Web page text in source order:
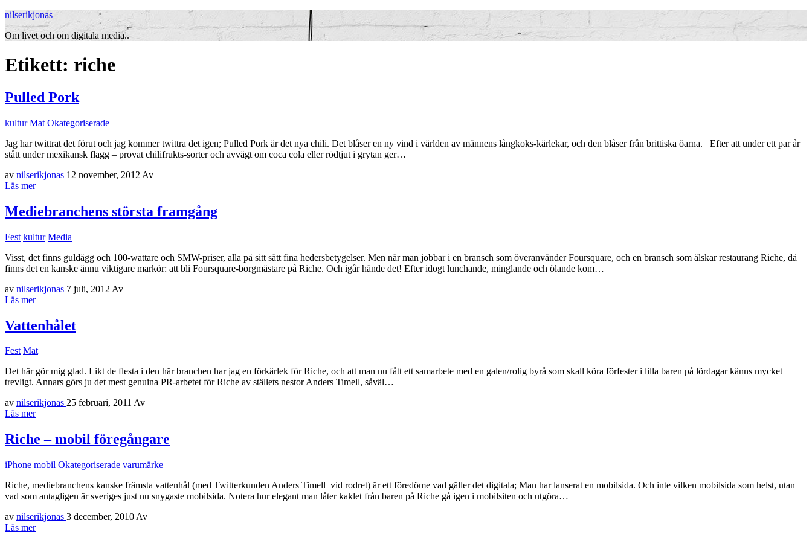
nilserikjonas
Om livet och om digitala media..
Etikett: riche
Pulled Pork
kultur Mat Okategoriserade
Jag har twittrat det förut och jag kommer twittra det igen; Pulled Pork är det nya chili. Det blåser en ny vind i världen av männens långkoks-kärlekar, och den blåser från brittiska öarna. Efter att under ett par år
stått under mexikansk flagg – provat chilifrukts-sorter och avvägt om coca cola eller rödtjut i grytan ger…
av nilserikjonas 12 november, 2012 Av
Läs mer
Mediebranchens största framgång
Fest kultur Media
Visst, det finns guldägg och 100-wattare och SMW-priser, alla på sitt sätt fina hedersbetygelser. Men när man jobbar i en bransch som överanvänder Foursquare, och en bransch som älskar restaurang Riche, då
finns det en kanske ännu viktigare markör: att bli Foursquare-borgmästare på Riche. Och igår hände det! Efter idogt lunchande, minglande och ölande kom…
av nilserikjonas 7 juli, 2012 Av
Läs mer
Vattenhålet
Fest Mat
Det här gör mig glad. Likt de flesta i den här branchen har jag en förkärlek för Riche, och att man nu fått ett samarbete med en galen/rolig byrå som skall köra förfester i lilla baren på lördagar känns mycket
trevligt. Annars görs ju det mest genuina PR-arbetet för Riche av ställets nestor Anders Timell, såväl…
av nilserikjonas 25 februari, 2011 Av
Läs mer
Riche – mobil föregångare
iPhone mobil Okategoriserade varumärke
Riche, mediebranchens kanske främsta vattenhål (med Twitterkunden Anders Timell vid rodret) är ett föredöme vad gäller det digitala; Man har lanserat en mobilsida. Och inte vilken mobilsida som helst, utan
vad som antagligen är sveriges just nu snygaste mobilsida. Notera hur elegant man låter kaklet från baren på Riche gå igen i mobilsiten och utgöra…
av nilserikjonas 3 december, 2010 Av
Läs mer